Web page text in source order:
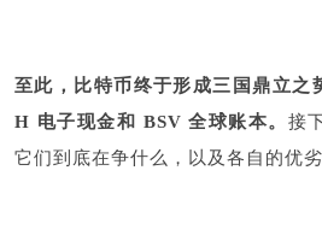
至此，比特币终于形成三国鼎立之
H 电子现金和 BSV 全球账本。 接
它们到底在争什么，以及各自的优劣